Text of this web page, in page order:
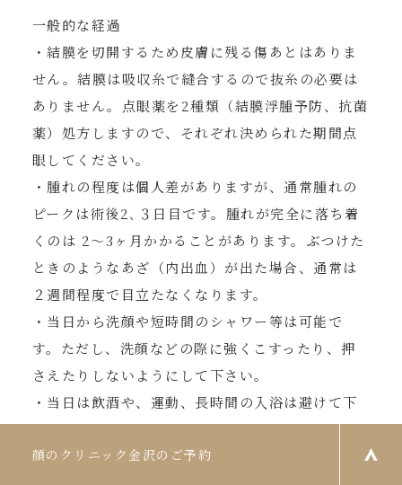
一般的な経過
・結膜を切開するため皮膚に残る傷あとはありま
せん。結膜は吸収糸で縫合するので抜糸の必要は
ありません。点眼薬を2種類（結膜浮腫予防、抗菌
薬）処方しますので、それぞれ決められた期間点
眼してください。
・腫れの程度は個人差がありますが、通常腫れの
ピークは術後2､３日目です。腫れが完全に落ち着
くのは 2〜3ヶ月かかることがあります。ぶつけた
ときのようなあざ（内出血）が出た場合、通常は
２週間程度で目立たなくなります。
・当日から洗顔や短時間のシャワー等は可能で
す。ただし、洗顔などの際に強くこすったり、押
さえたりしないようにして下さい。
・当日は飲酒や、運動、長時間の入浴は避けて下
さい。
・お化粧は抜糸の翌日まで避けて下さい。どうし